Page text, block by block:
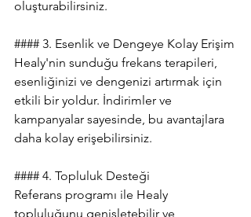
oluşturabilirsiniz.
#### 3. Esenlik ve Dengeye Kolay Erişim
Healy'nin sunduğu frekans terapileri,
esenliğinizi ve dengenizi artırmak için
etkili bir yoldur. İndirimler ve
kampanyalar sayesinde, bu avantajlara
daha kolay erişebilirsiniz.
#### 4. Topluluk Desteği
Referans programı ile Healy
topluluğunu genişletebilir ve